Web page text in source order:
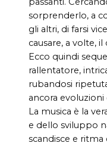
sorprenderlo, a
gli altri, di farsi
causare, a volte,
Ecco quindi
rallentatore,
rubandosi
ancora evoluzioni
La musica è la
e dello sviluppo
scandisce e